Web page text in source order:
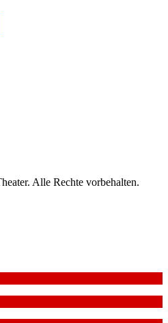
Alle Rechte vorbehalten.